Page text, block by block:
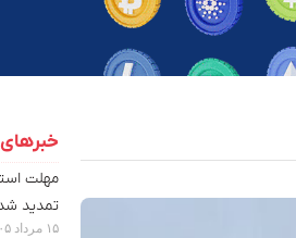
مهلت
تمدید
۱۵ مرداد ۱۴۰۵